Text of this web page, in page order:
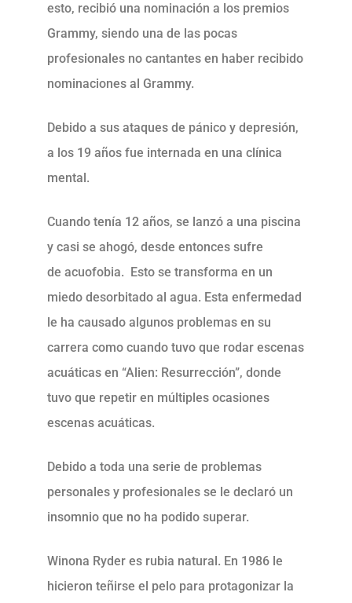
esto, recibió una nominación a los premios
Grammy, siendo una de las pocas
profesionales no cantantes en haber recibido
nominaciones al Grammy.
Debido a sus ataques de pánico y depresión,
a los 19 años fue internada en una clínica
mental.
Cuando tenía 12 años, se lanzó a una piscina
y casi se ahogó, desde entonces sufre
de acuofobia. Esto se transforma en un
miedo desorbitado al agua. Esta enfermedad
le ha causado algunos problemas en su
carrera como cuando tuvo que rodar escenas
acuáticas en “Alien: Resurrección”, donde
tuvo que repetir en múltiples ocasiones
escenas acuáticas.
Debido a toda una serie de problemas
personales y profesionales se le declaró un
insomnio que no ha podido superar.
Winona Ryder es rubia natural. En 1986 le
hicieron teñirse el pelo para protagonizar la